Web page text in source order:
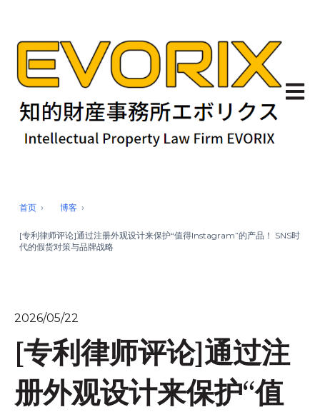
Open
首页 博客
[专利律师评论]通过注册外观设计来保护“值得Instagram”的产品！ SNS时
代的假货对策与品牌战略
2026/05/22
[专利律师评论]通过注
册外观设计来保护“值